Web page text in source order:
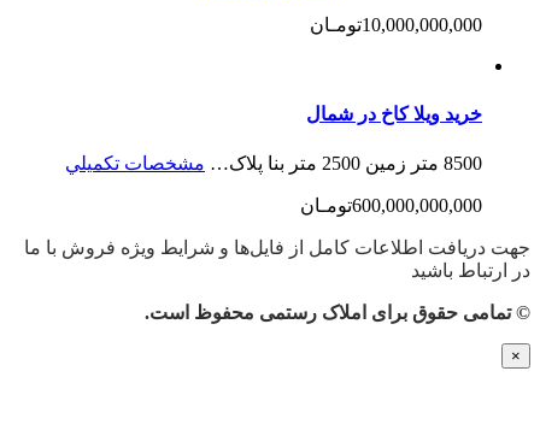
10,000,000,000تومـان
خرید ویلا کاخ در شمال
8500 متر زمین 2500 متر بنا پلاک… مشخصات تكميلي
600,000,000,000تومـان
جهت دریافت اطلاعات کامل از فایل‌ها و شرایط ویژه فروش با ما
در ارتباط باشید
© تمامی حقوق برای املاک رستمی محفوظ است.
×